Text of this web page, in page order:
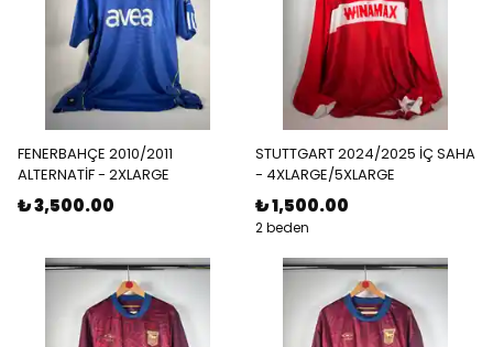
FENERBAHÇE 2010/2011
ALTERNATİF - 2XLARGE
₺ 3,500.00
STUTTGART 2024/2025 İÇ SAHA
- 4XLARGE/5XLARGE
₺ 1,500.00
2 beden